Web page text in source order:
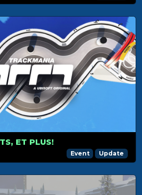
ET PLUS!
Event Update